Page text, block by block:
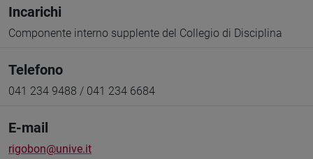
Incarichi
Componente interno supplente del Collegio di Disciplina
Telefono
041 234 9488 / 041 234 6684
E-mail
rigobon@unive.it